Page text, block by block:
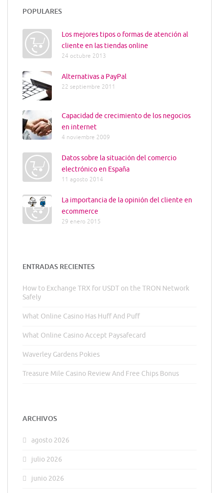
POPULARES
Los mejores tipos o formas de atención al
cliente en las tiendas online
24 octubre 2013
Alternativas a PayPal
22 septiembre 2011
Capacidad de crecimiento de los negocios
en internet
4 noviembre 2009
Datos sobre la situación del comercio
electrónico en España
11 agosto 2014
La importancia de la opinión del cliente en
ecommerce
29 enero 2015
ENTRADAS RECIENTES
How to Exchange TRX for USDT on the TRON Network
Safely
What Online Casino Has Huff And Puff
What Online Casino Accept Paysafecard
Waverley Gardens Pokies
Treasure Mile Casino Review And Free Chips Bonus
ARCHIVOS
agosto 2026
julio 2026
junio 2026